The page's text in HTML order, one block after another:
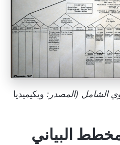
الشامل (المصدر: ويكيميديا
البياني